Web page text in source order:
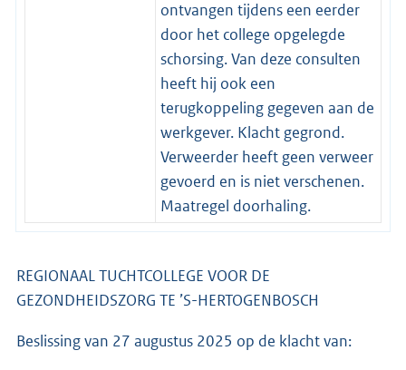
ontvangen tijdens een eerder
door het college opgelegde
schorsing. Van deze consulten
heeft hij ook een
terugkoppeling gegeven aan de
werkgever. Klacht gegrond.
Verweerder heeft geen verweer
gevoerd en is niet verschenen.
Maatregel doorhaling.
REGIONAAL TUCHTCOLLEGE VOOR DE
GEZONDHEIDSZORG TE ’S-HERTOGENBOSCH
Beslissing van 27 augustus 2025 op de klacht van: